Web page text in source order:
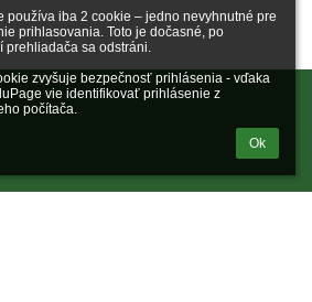
používa iba 2 cookie – jedno nevyhnutné pre
prihlasovania. Toto je dočasné, po
prehliadača sa odstráni.
zvyšuje bezpečnosť prihlásenia - vďaka
vie identifikovať prihlásenie z
počítača.
Ok